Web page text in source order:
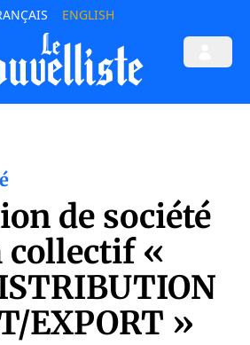
ENGLISH
de société
collectif «
EXPORT »